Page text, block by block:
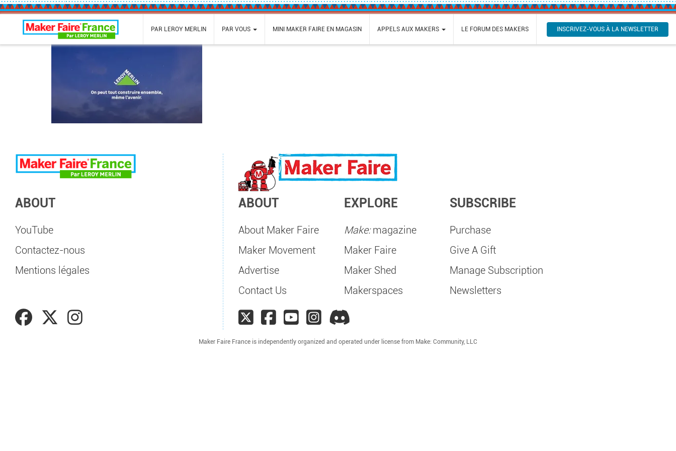
Maker Faire France PAR LEROY MERLIN PAR VOUS MINI MAKER FAIRE EN MAGASIN APPELS AUX MAKERS LE FORUM DES MAKERS INSCRIVEZ-VOUS À LA NEWSLETTER
ABOUT
YouTube
Contactez-nous
Mentions légales
ABOUT
About Maker Faire
Maker Movement
Advertise
Contact Us
EXPLORE
Make:magazine
Maker Faire
Maker Shed
Makerspaces
SUBSCRIBE
Purchase
Give A Gift
Manage Subscription
Newsletters
Maker Faire France is independently organized and operated under license from Make: Community, LLC